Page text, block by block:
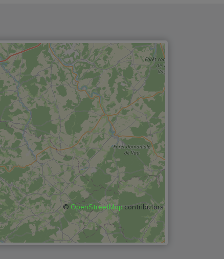
© OpenStreetMap contributors